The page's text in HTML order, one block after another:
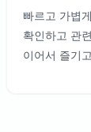
빠르고 가볍
확인하고 관
이어서 즐기